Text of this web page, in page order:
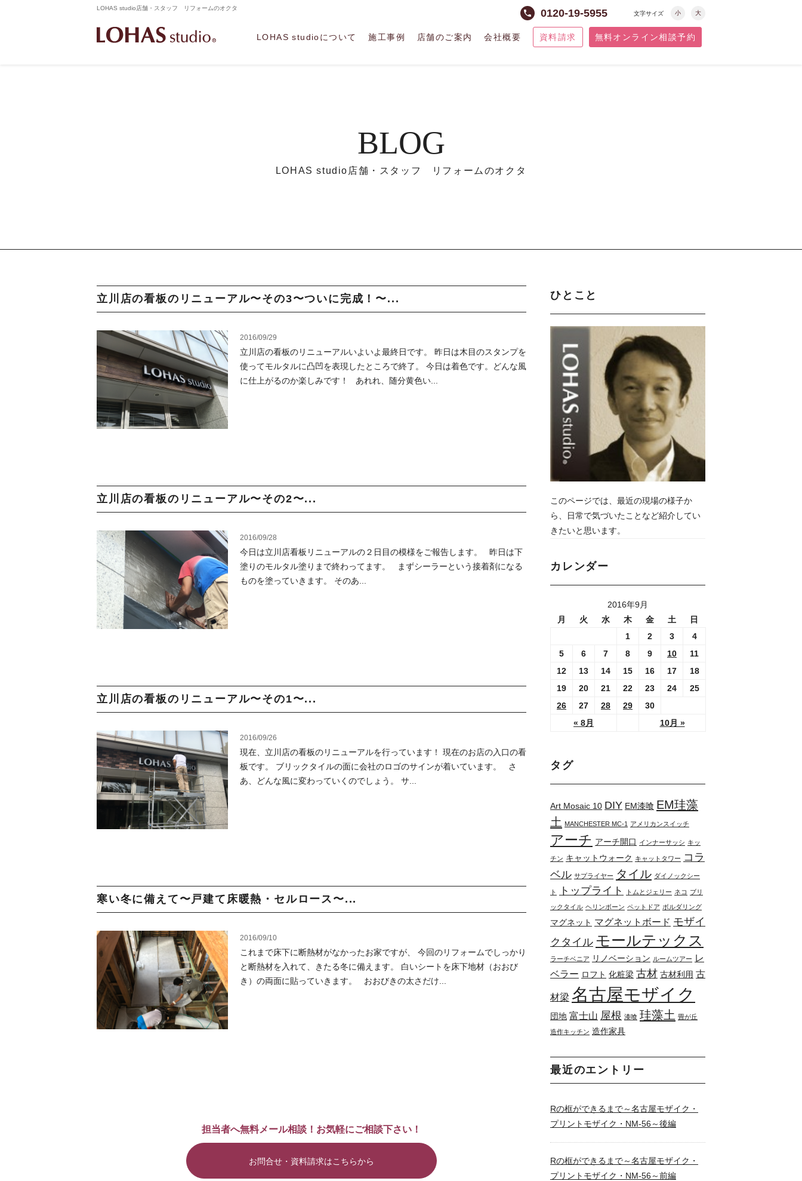
LOHAS studio店舗・スタッフ リフォームのオクタ
phone 0120-19-5955 文字サイズ 小 大
LOHAS studioについて 施工事例 店舗のご案内 会社概要 資料請求 無料オンライン相談予約
BLOG
LOHAS studio店舗・スタッフ リフォームのオクタ
立川店の看板のリニューアル〜その3〜ついに完成！〜...
2016/09/29
立川店の看板のリニューアルいよいよ最終日です。 昨日は木目のスタンプを
使ってモルタルに凸凹を表現したところで終了。 今日は着色です。どんな風
に仕上がるのか楽しみです！ あれれ、随分黄色い...
立川店の看板のリニューアル〜その2〜...
2016/09/28
今日は立川店看板リニューアルの２日目の模様をご報告します。 昨日は下
塗りのモルタル塗りまで終わってます。 まずシーラーという接着剤になる
ものを塗っていきます。 そのあ...
立川店の看板のリニューアル〜その1〜...
2016/09/26
現在、立川店の看板のリニューアルを行っています！ 現在のお店の入口の看
板です。 ブリックタイルの面に会社のロゴのサインが着いています。 さ
あ、どんな風に変わっていくのでしょう。 サ...
寒い冬に備えて〜戸建て床暖熱・セルロース〜...
2016/09/10
これまで床下に断熱材がなかったお家ですが、 今回のリフォームでしっかり
と断熱材を入れて、きたる冬に備えます。 白いシートを床下地材（おおび
き）の両面に貼っていきます。 おおびきの太さだけ...
担当者へ無料メール相談！お気軽にご相談下さい！
お問合せ・資料請求はこちらから
ひとこと
このページでは、最近の現場の様子か
ら、日常で気づいたことなど紹介してい
きたいと思います。
カレンダー
2016年9月
月
火 水 木 金 土 日
« 8月 10月 »
1 2 3
4
5
6 7 8 9 10
11
12
13 14 15 16 17
18
19
20 21 22 23 24
25
26
27 28 29 30
タグ
Art Mosaic 10 DIY EM漆喰 EM珪藻
土 MANCHESTER MC-1 アメリカンスイッチ
アーチ アーチ開口 インナーサッシ キッ
チン キャットウォーク キャットタワー コラ
ベル サプライヤー タイル ダイノックシー
ト トップライト トムとジェリー ネコ ブリ
ックタイル ヘリンボーン ペットドア ボルダリング
マグネット マグネットボード モザイ
クタイル モールテックス
ラーチベニア リノベーション ルームツアー レ
ベラー ロフト 化粧梁 古材 古材利用 古
材梁 名古屋モザイク
団地 富士山 屋根 漆喰 珪藻土 畳が丘
造作キッチン 造作家具
最近のエントリー
Rの框ができるまで～名古屋モザイク・
プリントモザイク・NM-56～後編
Rの框ができるまで～名古屋モザイク・
プリントモザイク・NM-56～前編